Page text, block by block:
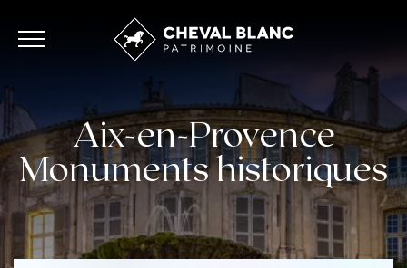
Aix-en-Provence
Monuments historiques